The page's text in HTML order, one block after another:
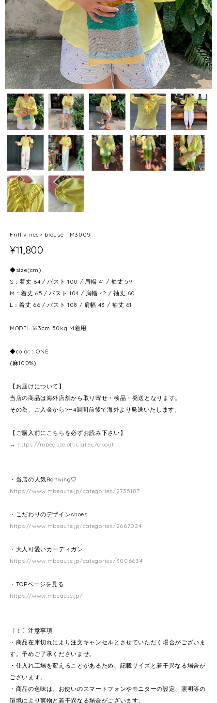
Frill v-neck blouse M3009
¥11,800
◆size(cm)
S：着丈 64 / バスト 100 / 肩幅 41 / 袖丈 59
M：着丈 65 / バスト 104 / 肩幅 42 / 袖丈 60
L：着丈 66 / バスト 108 / 肩幅 43 / 袖丈 61
MODEL 163cm 50kg M着用
◆color：ONE
(麻100%)
【お届けについて】
当店の商品は海外店舗から取り寄せ・検品・発送となります。
その為、ご入金から1〜4週間前後で海外より発送いたします。
【ご購入前にこちらを必ずお読み下さい】
→ https://mbeaute.official.ec/about
・当店の人気Ranking♡
https://www.mbeaute.jp/categories/2735187
・こだわりのデザインshoes
https://www.mbeaute.jp/categories/2667024
・大人可愛いカーディガン
https://www.mbeaute.jp/categories/3006634
・TOPページを見る
https://www.mbeaute.jp/
〔！〕注意事項
・商品在庫切れにより注文キャンセルとさせていただく場合がございま
す。予めご了承くださいませ。
・仕入れ工場を変えることがあるため、記載サイズと若干異なる場合が
ございます。
・商品の色味は、お使いのスマートフォンやモニターの設定、照明等の
環境により実物と若干異なる場合がございます。